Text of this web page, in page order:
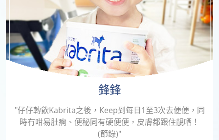
鋒鋒
"仔仔轉飲Kabrita之後，Keep到每日1至3次去便便，同
時冇咁易肚痾、便秘同有硬便便，皮膚都跟住靚哂！
(節錄)"